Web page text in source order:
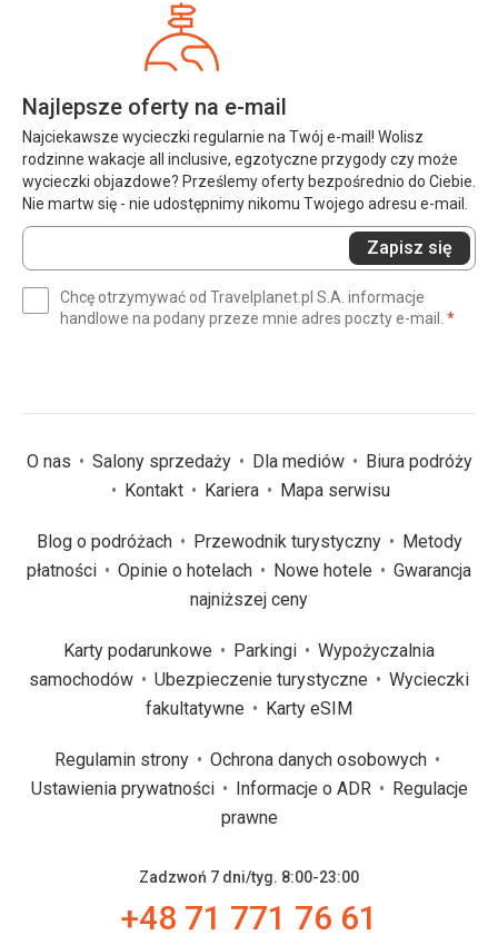
Najlepsze oferty na e-mail
Najciekawsze wycieczki regularnie na Twój e-mail! Wolisz
rodzinne wakacje all inclusive, egzotyczne przygody czy może
wycieczki objazdowe? Prześlemy oferty bezpośrednio do Ciebie.
Nie martw się - nie udostępnimy nikomu Twojego adresu e-mail.
Wprowadź
swój
(wymagane)
Zapisz się
Chcę otrzymywać od Travelplanet.pl S.A. informacje
handlowe na podany przeze mnie adres poczty e-mail. *
O nas Salony sprzedaży Dla mediów
Biura podróży
Kontakt
Kariera Mapa serwisu
Blog o podróżach Przewodnik turystyczny
Metody
płatności
Opinie o hotelach Nowe hotele
Gwarancja
najniższej ceny
Karty podarunkowe Parkingi
Wypożyczalnia
samochodów
Ubezpieczenie turystyczne
Wycieczki
fakultatywne
Karty eSIM
Regulamin strony
Ochrona danych osobowych
Ustawienia prywatności
Informacje o ADR
Regulacje
prawne
Zadzwoń 7 dni/tyg. 8:00-23:00
+48 71 771 76 61